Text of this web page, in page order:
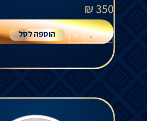
350
₪
-
+ הוספה לסל